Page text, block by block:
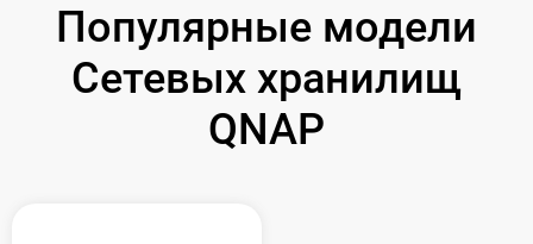
Популярные модели
Сетевых хранилищ
QNAP